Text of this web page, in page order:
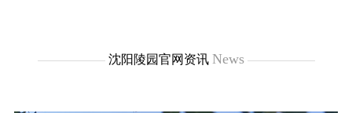
沈阳陵园官网资讯 News